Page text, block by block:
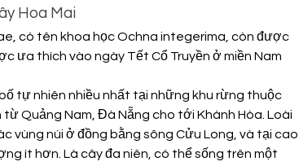
Hoa Mai
có tên khoa học Ochna integerima, còn được
ưa thích vào ngày Tết Cổ Truyền ở miền Nam
tự nhiên nhiều nhất tại những khu rừng thuộc
Quảng Nam, Đà Nẵng cho tới Khánh Hòa. Loài
vùng núi ở đồng bằng sông Cửu Long, và tại cao
ít hơn. Là cây đa niên, có thể sống trên một